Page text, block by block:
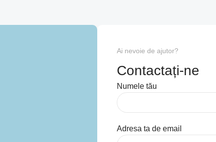
Ai nevoie de ajutor?
Contactați-ne
Numele tău
Adresa ta de email